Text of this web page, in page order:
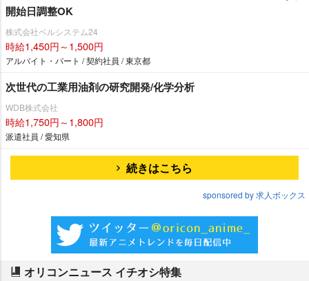
開始日調整OK
株式会社ベルシステム24
時給1,450円～1,500円
アルバイト・パート / 契約社員 / 東京都
次世代の工業用油剤の研究開発/化学分析
WDB株式会社
時給1,750円～1,800円
派遣社員 / 愛知県
続きはこちら
sponsored by 求人ボックス
オリコンニュース イチオシ特集